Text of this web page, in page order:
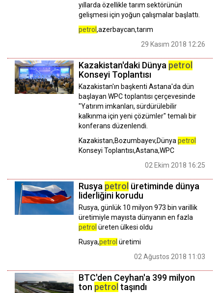
yıllarda özellikle tarım sektörünün
gelişmesi için yoğun çalışmalar başlattı.
petrol ,azerbaycan,tarım
29 Kasım 2018 12:26
Kazakistan'daki Dünya petrol
Konseyi Toplantısı
Kazakistan'ın başkenti Astana'da dün
başlayan WPC toplantısı çerçevesinde
"Yatırım imkanları, sürdürülebilir
kalkınma için yeni çözümler" temalı bir
konferans düzenlendi.
Kazakistan,Bozumbayev,Dünyapetrol
Konseyi Toplantısı,Astana,WPC
02 Ekim 2018 16:25
Rusya petrol üretiminde dünya
liderliğini korudu
Rusya, günlük 10 milyon 973 bin varillik
üretimiyle mayısta dünyanın en fazla
petrol üreten ülkesi oldu
Rusya,petrol üretimi
02 Ağustos 2018 11:03
BTC'den Ceyhan'a 399 milyon
ton petrol taşındı